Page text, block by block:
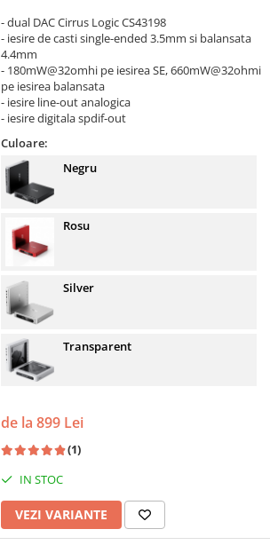
- dual DAC Cirrus Logic CS43198
- iesire de casti single-ended 3.5mm si balansata
4.4mm
- 180mW@32omhi pe iesirea SE, 660mW@32ohmi
pe iesirea balansata
- iesire line-out analogica
- iesire digitala spdif-out
Culoare:
Negru
Rosu
Silver
Transparent
de la 899 Lei
(1)
IN STOC
VEZI VARIANTE